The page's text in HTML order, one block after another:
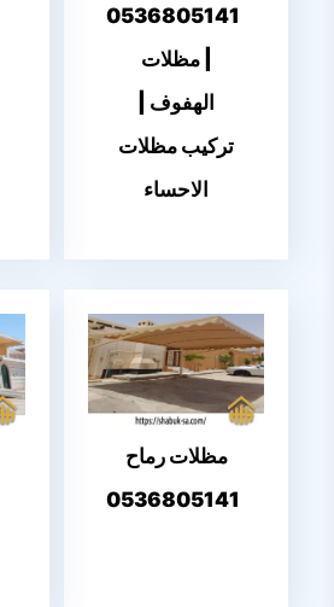
0536805141
| مظلات
الهفوف |
تركيب مظلات
الاحساء
مظلات رماح
0536805141